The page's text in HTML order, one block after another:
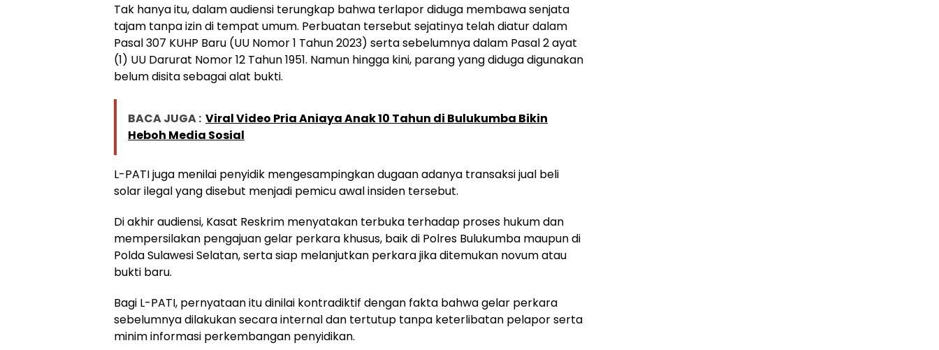
Tak hanya itu, dalam audiensi terungkap bahwa terlapor diduga membawa senjata
tajam tanpa izin di tempat umum. Perbuatan tersebut sejatinya telah diatur dalam
Pasal 307 KUHP Baru (UU Nomor 1 Tahun 2023) serta sebelumnya dalam Pasal 2 ayat
(1) UU Darurat Nomor 12 Tahun 1951. Namun hingga kini, parang yang diduga digunakan
belum disita sebagai alat bukti.
BACA JUGA : Viral Video Pria Aniaya Anak 10 Tahun di Bulukumba Bikin
Heboh Media Sosial
L-PATI juga menilai penyidik mengesampingkan dugaan adanya transaksi jual beli
solar ilegal yang disebut menjadi pemicu awal insiden tersebut.
Di akhir audiensi, Kasat Reskrim menyatakan terbuka terhadap proses hukum dan
mempersilakan pengajuan gelar perkara khusus, baik di Polres Bulukumba maupun di
Polda Sulawesi Selatan, serta siap melanjutkan perkara jika ditemukan novum atau
bukti baru.
Bagi L-PATI, pernyataan itu dinilai kontradiktif dengan fakta bahwa gelar perkara
sebelumnya dilakukan secara internal dan tertutup tanpa keterlibatan pelapor serta
minim informasi perkembangan penyidikan.